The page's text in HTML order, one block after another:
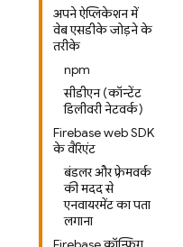
अपने ऐप्लिकेशन में
वेब एसडीके जोड़ने के
तरीके
npm
सीडीएन (कॉन्टेंट
डिलीवरी नेटवर्क)
Firebase web SDK
के वैरिएंट
बंडलर और फ़्रेमवर्क
की मदद से
एनवायरमेंट का पता
लगाना